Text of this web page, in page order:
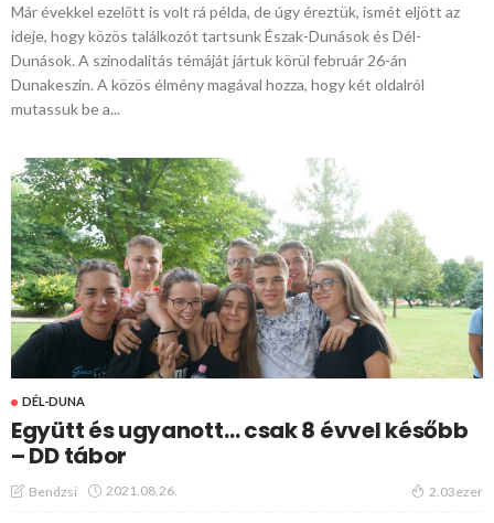
Már évekkel ezelőtt is volt rá példa, de úgy éreztük, ismét eljött az
ideje, hogy közös találkozót tartsunk Észak-Dunások és Dél-
Dunások. A szinodalitás témáját jártuk körül február 26-án
Dunakeszin. A közös élmény magával hozza, hogy két oldalról
mutassuk be a...
DÉL-DUNA
Együtt és ugyanott… csak 8 évvel később
– DD tábor
Bendzsi 2021.08.26. 2.03ezer